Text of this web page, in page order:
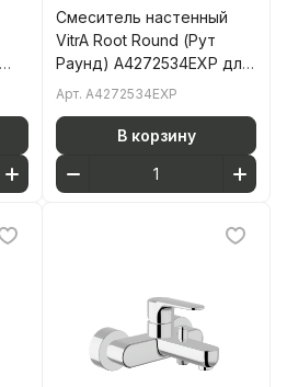
Смеситель настенный
VitrA Root Round (Рут
Раунд) A4272534EXP для
ванны однорычажный
Арт. A4272534EXP
В корзину